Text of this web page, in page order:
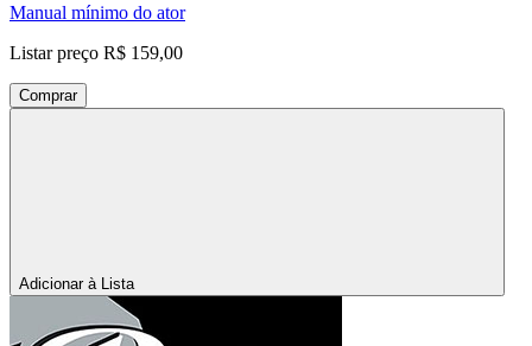
Manual mínimo do ator
Listar preço R$ 159,00
Comprar
Adicionar à Lista